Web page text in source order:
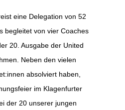
eine Delegation von 52
begleitet von vier Coaches
20. Ausgabe der United
Neben den vielen
absolviert haben,
im Klagenfurter
der 20 unserer jungen